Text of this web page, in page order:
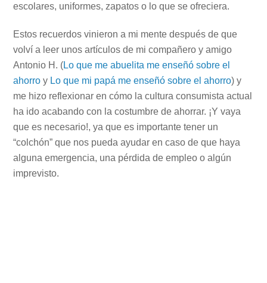
escolares, uniformes, zapatos o lo que se ofreciera.
Estos recuerdos vinieron a mi mente después de que
volví a leer unos artículos de mi compañero y amigo
Antonio H. (Lo que me abuelita me enseñó sobre el
ahorro y Lo que mi papá me enseñó sobre el ahorro) y
me hizo reflexionar en cómo la cultura consumista actual
ha ido acabando con la costumbre de ahorrar. ¡Y vaya
que es necesario!, ya que es importante tener un
“colchón” que nos pueda ayudar en caso de que haya
alguna emergencia, una pérdida de empleo o algún
imprevisto.